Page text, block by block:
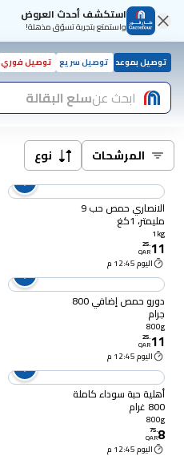
استكشف أحدث العروض
واستمتع بتجربة تسوّق مذهلة!
توصيل بموعد توصيل سريع توصيل فوري
ابحث عنسلع البقالة
المرشحات نوع
الانصاري حمص حب 9
مليمتر، 1كغ
1kg
11
.
25
QAR
اليوم 12:45 م
دورو حمص إضافي 800
جرام
800g
11
.
25
QAR
اليوم 12:45 م
أهلية حبة سوداء كاملة
800 غرام
800g
8
.
75
QAR
اليوم 12:45 م